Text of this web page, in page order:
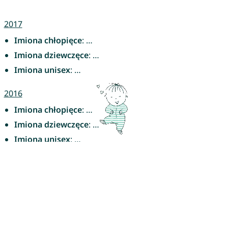
2017
Imiona chłopięce: …
Imiona dziewczęce: …
Imiona unisex: …
2016
Imiona chłopięce: …
Imiona dziewczęce: …
Imiona unisex: …